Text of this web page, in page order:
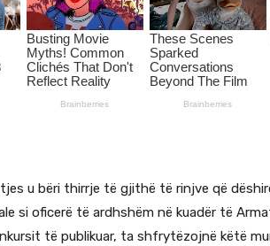
u bëri thirrje të gjithë të rinjve që
si oficerë të ardhshëm në kuadër të
të publikuar, ta shfrytëzojnë këtë